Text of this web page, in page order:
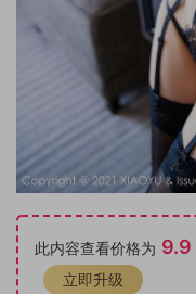
此内容查看价格为 9.9
立即升级